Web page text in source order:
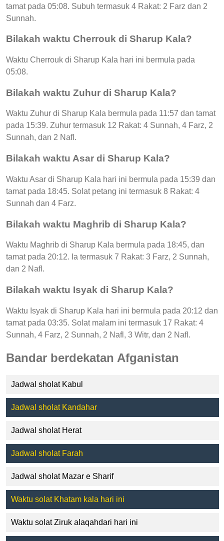
tamat pada 05:08. Subuh termasuk 4 Rakat: 2 Farz dan 2
Sunnah.
Bilakah waktu Cherrouk di Sharup Kala?
Waktu Cherrouk di Sharup Kala hari ini bermula pada
05:08.
Bilakah waktu Zuhur di Sharup Kala?
Waktu Zuhur di Sharup Kala bermula pada 11:57 dan tamat
pada 15:39. Zuhur termasuk 12 Rakat: 4 Sunnah, 4 Farz, 2
Sunnah, dan 2 Nafl.
Bilakah waktu Asar di Sharup Kala?
Waktu Asar di Sharup Kala hari ini bermula pada 15:39 dan
tamat pada 18:45. Solat petang ini termasuk 8 Rakat: 4
Sunnah dan 4 Farz.
Bilakah waktu Maghrib di Sharup Kala?
Waktu Maghrib di Sharup Kala bermula pada 18:45, dan
tamat pada 20:12. Ia termasuk 7 Rakat: 3 Farz, 2 Sunnah,
dan 2 Nafl.
Bilakah waktu Isyak di Sharup Kala?
Waktu Isyak di Sharup Kala hari ini bermula pada 20:12 dan
tamat pada 03:35. Solat malam ini termasuk 17 Rakat: 4
Sunnah, 4 Farz, 2 Sunnah, 2 Nafl, 3 Witr, dan 2 Nafl.
Bandar berdekatan Afganistan
Jadwal sholat Kabul
Jadwal sholat Kandahar
Jadwal sholat Herat
Jadwal sholat Farah
Jadwal sholat Mazar e Sharif
Waktu solat Khatam kala hari ini
Waktu solat Ziruk alaqahdari hari ini